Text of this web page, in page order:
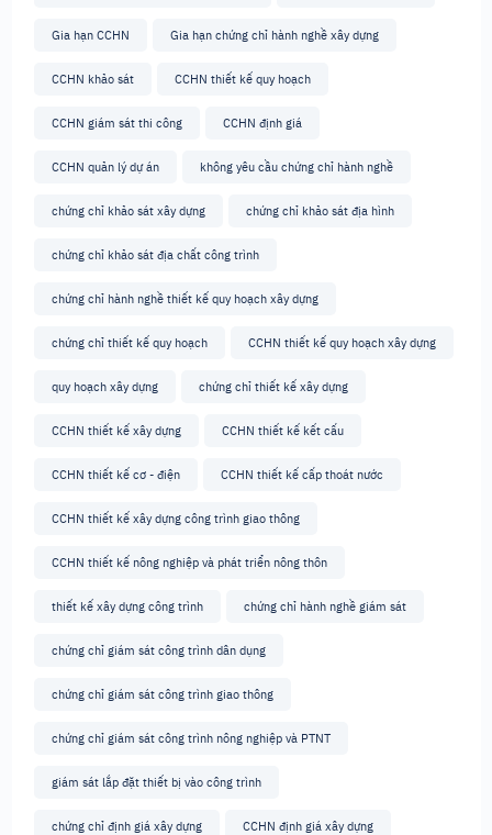
Gia hạn CCHN Gia hạn chứng chỉ hành nghề xây dựng
CCHN khảo sát CCHN thiết kế quy hoạch
CCHN giám sát thi công CCHN định giá
CCHN quản lý dự án không yêu cầu chứng chỉ hành nghề
chứng chỉ khảo sát xây dựng chứng chỉ khảo sát địa hình
chứng chỉ khảo sát địa chất công trình
chứng chỉ hành nghề thiết kế quy hoạch xây dựng
chứng chỉ thiết kế quy hoạch CCHN thiết kế quy hoạch xây dựng
quy hoạch xây dựng chứng chỉ thiết kế xây dựng
CCHN thiết kế xây dựng CCHN thiết kế kết cấu
CCHN thiết kế cơ - điện CCHN thiết kế cấp thoát nước
CCHN thiết kế xây dựng công trình giao thông
CCHN thiết kế nông nghiệp và phát triển nông thôn
thiết kế xây dựng công trình chứng chỉ hành nghề giám sát
chứng chỉ giám sát công trình dân dụng
chứng chỉ giám sát công trình giao thông
chứng chỉ giám sát công trình nông nghiệp và PTNT
giám sát lắp đặt thiết bị vào công trình
chứng chỉ định giá xây dựng CCHN định giá xây dựng